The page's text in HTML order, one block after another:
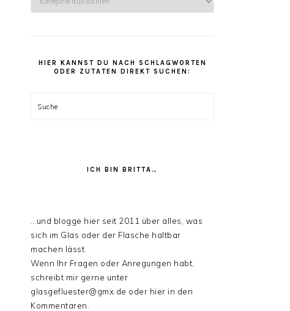
Rezept
HIER KANNST DU NACH SCHLAGWORTEN
ODER ZUTATEN DIREKT SUCHEN:
Suche
ICH BIN BRITTA…
…und blogge hier seit 2011 über alles, was
sich im Glas oder der Flasche haltbar
machen lässt.
Wenn Ihr Fragen oder Anregungen habt,
schreibt mir gerne unter
glasgefluester@gmx.de oder hier in den
Kommentaren.